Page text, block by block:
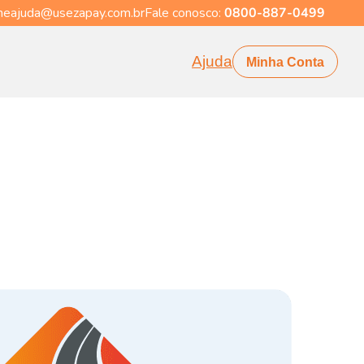
Fale conosco: 0800-887-0499
Ajuda Minha Conta